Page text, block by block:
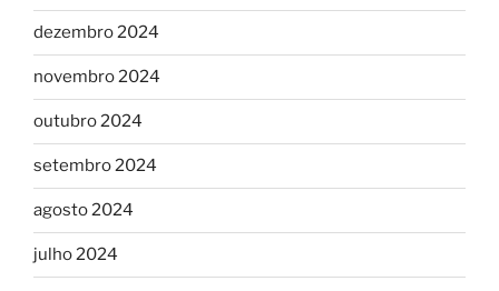
dezembro 2024
novembro 2024
outubro 2024
setembro 2024
agosto 2024
julho 2024